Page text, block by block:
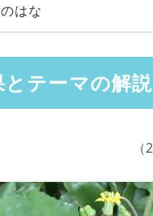
はな
テーマの解説